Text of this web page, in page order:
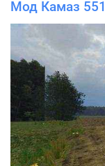
Мод Камаз